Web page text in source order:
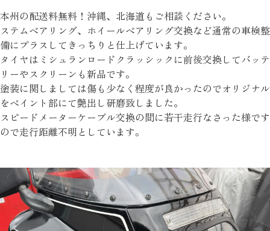
本州の配送料無料！沖縄、北海道もご相談ください。
ステムベアリング、ホイールベアリング交換など通常の車検整
備にプラスしてきっちりと仕上げています。
タイヤはミシュランロードクラッシックに前後交換してバッテ
リーやスクリーンも新品です。
塗装に関しましては傷も少なく程度が良かったのでオリジナル
をペイント部にて艶出し研磨致しました。
スピードメーターケーブル交換の間に若干走行なさった様です
ので走行距離不明としています。